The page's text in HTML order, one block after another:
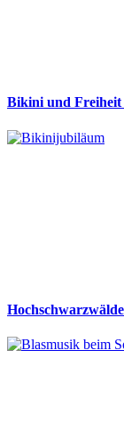
Bikini und Freiheit